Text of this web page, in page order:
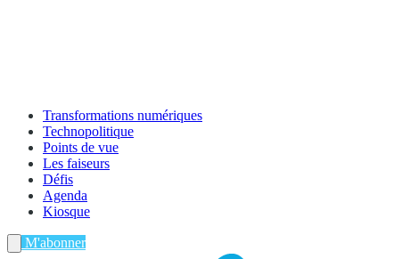
Transformations numériques
Technopolitique
Points de vue
Les faiseurs
Défis
Agenda
Kiosque
M'abonner